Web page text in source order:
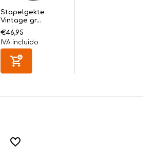
Stapelgekte
Vintage gr...
€46,95
IVA incluido